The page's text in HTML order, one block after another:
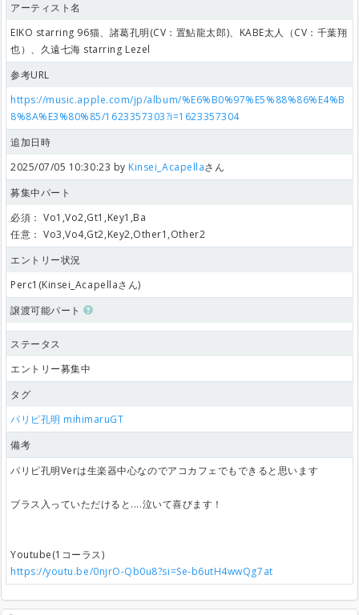
アーティスト名
EIKO starring 96猫、諸葛孔明(CV：置鮎龍太郎)、KABE太人（CV：千葉翔
也）、久遠七海 starring Lezel
参考URL
https://music.apple.com/jp/album/%E6%B0%97%E5%88%86%E4%B
8%8A%E3%80%85/1623357303?i=1623357304
追加日時
2025/07/05 10:30:23 by Kinsei_Acapellaさん
募集中パート
必須： Vo1,Vo2,Gt1,Key1,Ba
任意： Vo3,Vo4,Gt2,Key2,Other1,Other2
エントリー状況
Perc1(Kinsei_Acapellaさん)
譲渡可能パート
ステータス
エントリー募集中
タグ
パリピ孔明 mihimaruGT
備考
パリピ孔明Verは生楽器中心なのでアコカフェでもできると思います
ブラス入っていただけると....泣いて喜びます！
Youtube(1コーラス)
https://youtu.be/0njrO-Qb0u8?si=Se-b6utH4wwQg7at